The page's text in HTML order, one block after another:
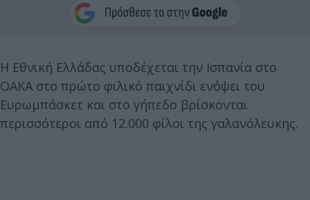
Η Εθνική Ελλάδας υποδέχεται την Ισπανία στο
ΟΑΚΑ στο πρώτο φιλικό παιχνίδι ενόψει του
Ευρωμπάσκετ και στο γήπεδο βρίσκονται
περισσότεροι από 12.000 φίλοι της γαλανόλευκης.